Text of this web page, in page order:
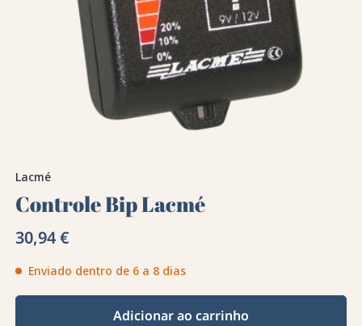
Lacmé
Controle Bip Lacmé
30,94 €
Enviado dentro de 6 a 8 dias
Adicionar ao carrinho